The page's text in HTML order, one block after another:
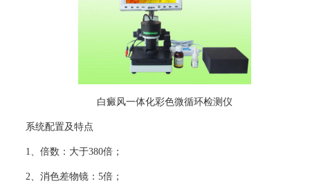
白癜风一体化彩色微循环检测仪
系统配置及特点
1、倍数：大于380倍；
2、消色差物镜：5倍；